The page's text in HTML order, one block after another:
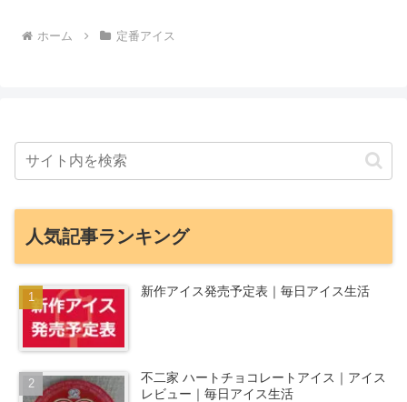
ホーム 定番アイス
人気記事ランキング
新作アイス発売予定表｜毎日アイス生活
不二家 ハートチョコレートアイス｜アイス
レビュー｜毎日アイス生活